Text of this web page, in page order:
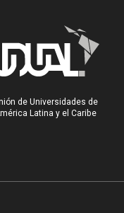
de Universidades de
Latina y el Caribe